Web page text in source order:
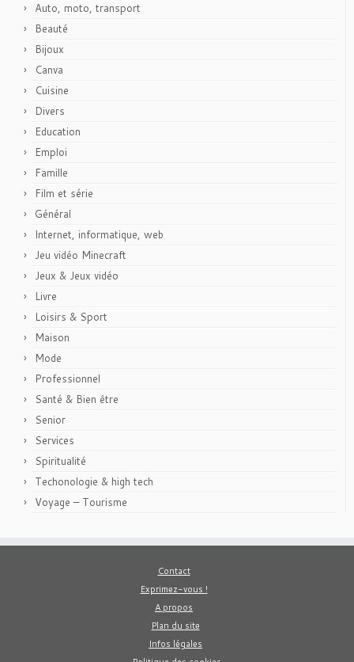
Auto, moto, transport
Beauté
Bijoux
Canva
Cuisine
Divers
Education
Emploi
Famille
Film et série
Général
Internet, informatique, web
Jeu vidéo Minecraft
Jeux & Jeux vidéo
Livre
Loisirs & Sport
Maison
Mode
Professionnel
Santé & Bien être
Senior
Services
Spiritualité
Techonologie & high tech
Voyage – Tourisme
Contact
Exprimez-vous !
A propos
Plan du site
Infos légales